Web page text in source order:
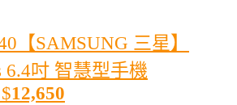
【SAMSUNG 三星】
6.4吋 智慧型手機
$12,650